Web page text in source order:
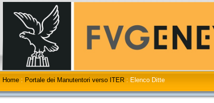
Home : Portale dei Manutentori verso ITER : Elenco Ditte